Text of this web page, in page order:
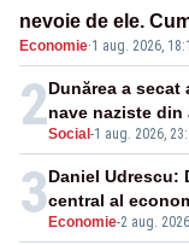
nevoie de ele.
energetică
Economie·1 aug. 2026,
2Social -1 aug. 2026,
Dunărea a
nave naziste
3 Economie-2 aug.
Daniel Udrescu:
central al